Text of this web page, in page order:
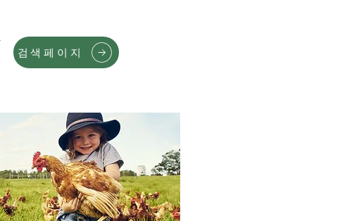
검색페이지